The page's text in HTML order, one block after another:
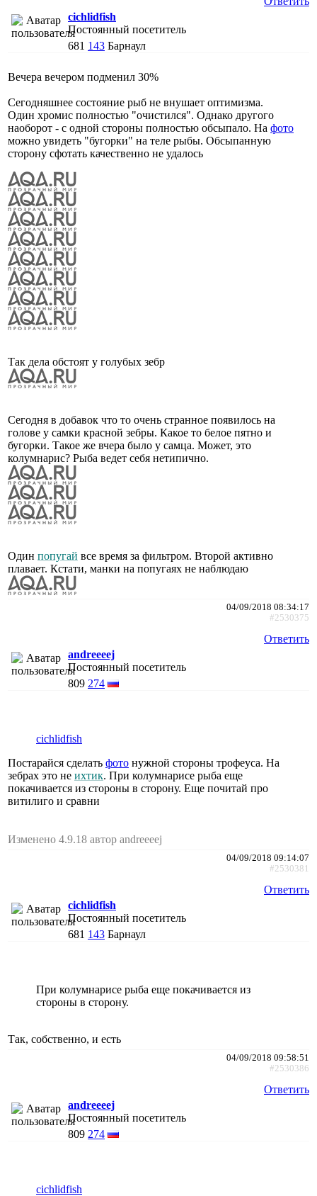
cichlidfish
Постоянный посетитель
681 143 Барнаул
Вечера вечером подменил 30%
Сегодняшнее состояние рыб не внушает оптимизма.
Один хромис полностью "очистился". Однако другого
наоборот - с одной стороны полностью обсыпало. На фото
можно увидеть "бугорки" на теле рыбы. Обсыпанную
сторону сфотать качественно не удалось
Так дела обстоят у голубых зебр
Сегодня в добавок что то очень странное появилось на
голове у самки красной зебры. Какое то белое пятно и
бугорки. Такое же вчера было у самца. Может, это
колумнарис? Рыба ведет себя нетипично.
Один попугай все время за фильтром. Второй активно
плавает. Кстати, манки на попугаях не наблюдаю
04/09/2018 08:34:17
#2530375
Ответить
andreeeej
Постоянный посетитель
809 274
cichlidfish
Постарайся сделать фото нужной стороны трофеуса. На
зебрах это не ихтик. При колумнарисе рыба еще
покачивается из стороны в сторону. Еще почитай про
витилиго и сравни
Изменено 4.9.18 автор andreeeej
04/09/2018 09:14:07
#2530381
Ответить
cichlidfish
Постоянный посетитель
681 143 Барнаул
При колумнарисе рыба еще покачивается из
стороны в сторону.
Так, собственно, и есть
04/09/2018 09:58:51
#2530386
Ответить
andreeeej
Постоянный посетитель
809 274
cichlidfish